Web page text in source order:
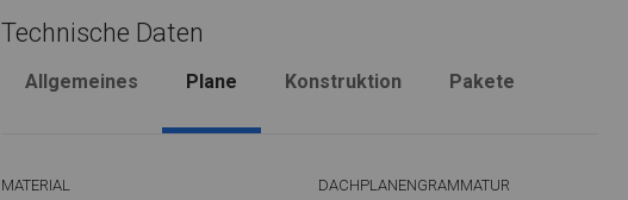
Technische Daten
Allgemeines Plane Konstruktion Pakete
MATERIAL DACHPLANENGRAMMATUR